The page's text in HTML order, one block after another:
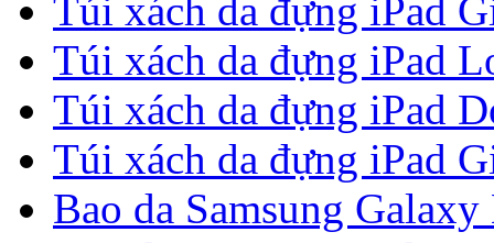
Túi xách da đựng iPad
Túi xách da đựng iPad
Túi xách da đựng iPad
Túi xách da đựng iPad
Bao da Samsung